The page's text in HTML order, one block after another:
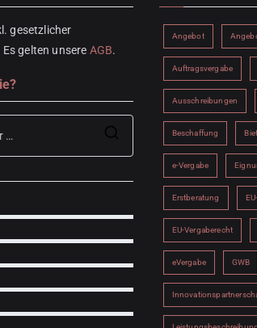
gesetzlicher
gelten unsere AGB.
Search
Angebot
Auftragsvergabe
Ausschreibungen
Beschaffung
e-Vergabe
Erstberatung
EU-Vergaberecht
eVergabe GWB